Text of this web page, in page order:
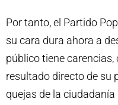
Por tanto, el Partido
su cara dura ahora a
público tiene carencias,
resultado directo de su
quejas de la